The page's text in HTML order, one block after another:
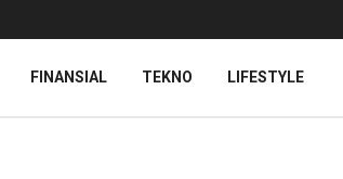
FINANSIAL TEKNO LIFESTYLE